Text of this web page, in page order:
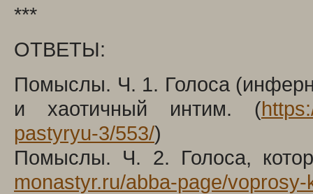
***
ОТВЕТЫ:
Помыслы. Ч. 1. Голоса
и хаотичный интим. (
pastyryu-3/553/)
Помыслы. Ч. 2. Голоса,
monastyr.ru/abba-page/